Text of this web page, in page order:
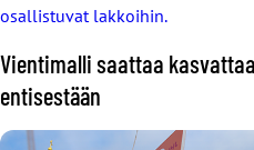
osallistuvat lakkoihin.
Vientimalli saattaa
entisestään